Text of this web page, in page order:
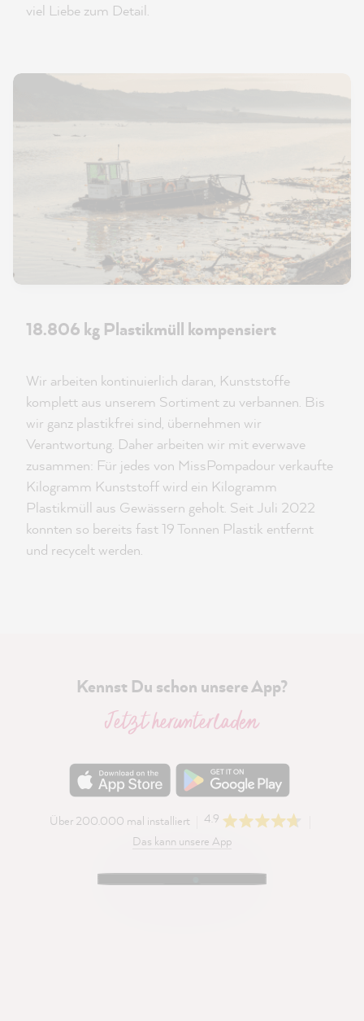
viel Liebe zum Detail.
18.806 kg Plastikmüll kompensiert
Wir arbeiten kontinuierlich daran, Kunststoffe
komplett aus unserem Sortiment zu verbannen. Bis
wir ganz plastikfrei sind, übernehmen wir
Verantwortung. Daher arbeiten wir mit everwave
zusammen: Für jedes von MissPompadour verkaufte
Kilogramm Kunststoff wird ein Kilogramm
Plastikmüll aus Gewässern geholt. Seit Juli 2022
konnten so bereits fast 19 Tonnen Plastik entfernt
und recycelt werden.
Kennst Du schon unsere App?
Jetzt herunterladen
Über 200.000 mal installiert
4.9
Das kann unsere App